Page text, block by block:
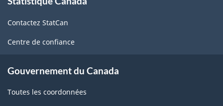
92.61
ce
site
Contactez StatCan
Centre de confiance
Gouvernement du Canada
Toutes les coordonnées